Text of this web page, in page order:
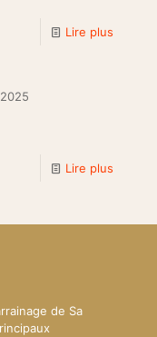
Lire plus
Lire plus
de Sa